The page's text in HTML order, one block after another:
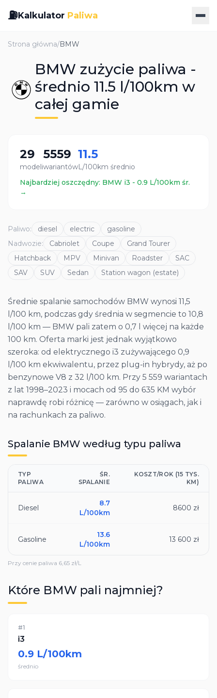
⛽Kalkulator Paliwa
Strona główna/BMW
BMW zużycie paliwa -
średnio 11.5 l/100km w
całej gamie
29
modeli
5559
wariantów
11.5
L/100km średnio
Najbardziej oszczędny: BMW i3 - 0.9 L/100km śr.
→
Paliwo: diesel electric
gasoline
Nadwozie: Cabriolet Coupe
Grand Tourer
Hatchback
MPV Minivan Roadster
SAC
SAV
SUV Sedan Station wagon (estate)
Średnie spalanie samochodów BMW wynosi 11,5
l/100 km, podczas gdy średnia w segmencie to 10,8
l/100 km — BMW pali zatem o 0,7 l więcej na każde
100 km. Oferta marki jest jednak wyjątkowo
szeroka: od elektrycznego i3 zużywającego 0,9
l/100 km ekwiwalentu, przez plug-in hybrydy, aż po
benzynowe V8 z 32 l/100 km. Przy 5 559 wariantach
z lat 1998–2023 i mocach od 95 do 635 KM wybór
naprawdę robi różnicę — zarówno w osiągach, jak i
na rachunkach za paliwo.
Spalanie BMW według typu paliwa
TYP
PALIWA
ŚR.
SPALANIE
KOSZT/ROK (15 TYS.
KM)
Diesel
8.7
L/100km
8600 zł
Gasoline
13.6
L/100km
13 600 zł
Przy cenie paliwa 6,65 zł/L
Które BMW pali najmniej?
#1
i3
0.9 L/100km
średnio